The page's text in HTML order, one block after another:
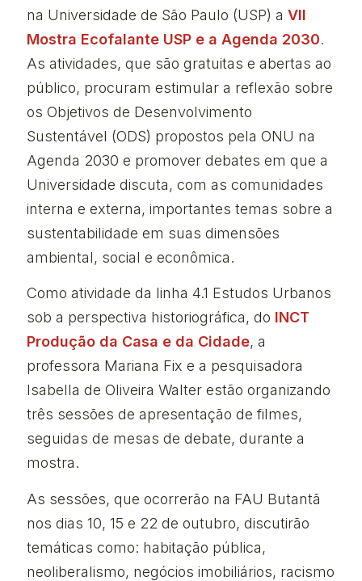
na Universidade de São Paulo (USP) aVII
Mostra Ecofalante USP e a Agenda 2030.
As atividades, que são gratuitas e abertas ao
público, procuram estimular a reflexão sobre
os Objetivos de Desenvolvimento
Sustentável (ODS) propostos pela ONU na
Agenda 2030 e promover debates em que a
Universidade discuta, com as comunidades
interna e externa, importantes temas sobre a
sustentabilidade em suas dimensões
ambiental, social e econômica.
Como atividade da linha 4.1 Estudos Urbanos
sob a perspectiva historiográfica, do INCT
Produção da Casa e da Cidade, a
professora Mariana Fix e a pesquisadora
Isabella de Oliveira Walter estão organizando
três sessões de apresentação de filmes,
seguidas de mesas de debate, durante a
mostra.
As sessões, que ocorrerão na FAU Butantã
nos dias 10, 15 e 22 de outubro, discutirão
temáticas como: habitação pública,
neoliberalismo, negócios imobiliários, racismo